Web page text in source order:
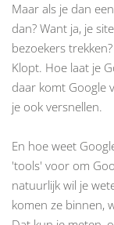
Maar als je dan
dan? Want ja, je
bezoekers
Klopt. Hoe laat je
daar komt Google
je ook versnellen.
En hoe weet
'tools' voor om
natuurlijk wil je
komen ze binnen,